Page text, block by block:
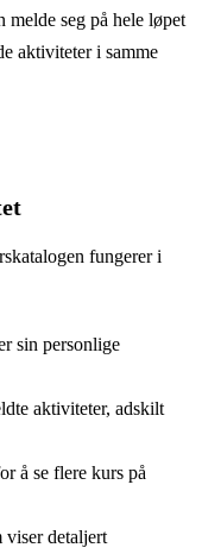
seg på hele løpet
aktiviteter i samme
fungerer i
sin personlige
aktiviteter, adskilt
å se flere kurs på
viser detaljert